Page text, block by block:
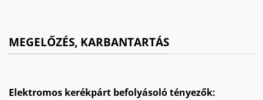
MEGELŐZÉS, KARBANTARTÁS
Elektromos kerékpárt befolyásoló tényezők: